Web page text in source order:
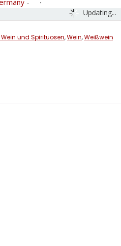
Updating...
-
Wein und Spirituosen,Wein,Weißwein